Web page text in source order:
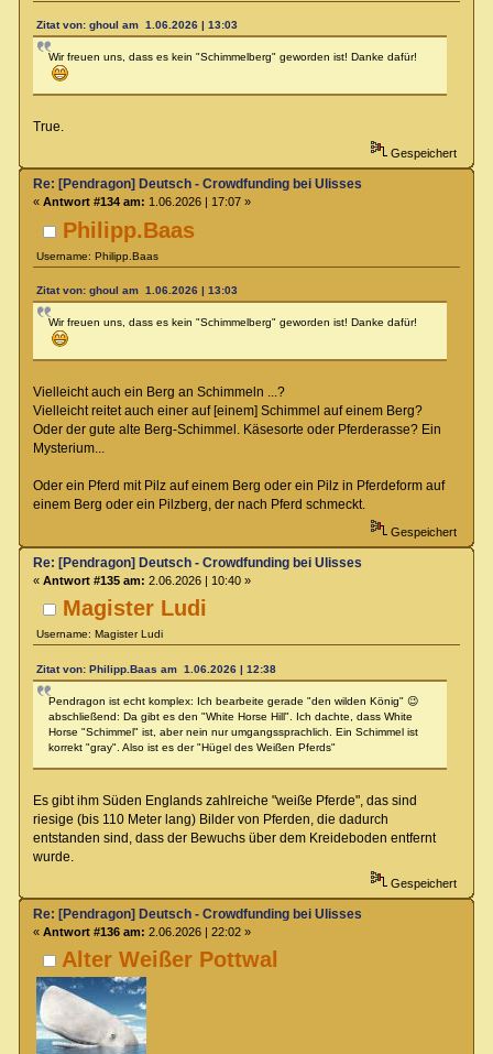
Zitat von: ghoul am 1.06.2026 | 13:03
Wir freuen uns, dass es kein "Schimmelberg" geworden ist! Danke dafür!
True.
Gespeichert
Philipp.Baas
Username: Philipp.Baas
Re: [Pendragon] Deutsch - Crowdfunding bei Ulisses
« Antwort #134 am: 1.06.2026 | 17:07 »
Zitat von: ghoul am 1.06.2026 | 13:03
Wir freuen uns, dass es kein "Schimmelberg" geworden ist! Danke dafür!
Vielleicht auch ein Berg an Schimmeln ...?
Vielleicht reitet auch einer auf [einem] Schimmel auf einem Berg?
Oder der gute alte Berg-Schimmel. Käsesorte oder Pferderasse? Ein
Mysterium...
Oder ein Pferd mit Pilz auf einem Berg oder ein Pilz in Pferdeform auf
einem Berg oder ein Pilzberg, der nach Pferd schmeckt.
Gespeichert
Magister Ludi
Username: Magister Ludi
Re: [Pendragon] Deutsch - Crowdfunding bei Ulisses
« Antwort #135 am: 2.06.2026 | 10:40 »
Zitat von: Philipp.Baas am 1.06.2026 | 12:38
Pendragon ist echt komplex: Ich bearbeite gerade "den wilden König" 😉
abschließend: Da gibt es den "White Horse Hill". Ich dachte, dass White
Horse "Schimmel" ist, aber nein nur umgangssprachlich. Ein Schimmel ist
korrekt "gray". Also ist es der "Hügel des Weißen Pferds"
Es gibt ihm Süden Englands zahlreiche "weiße Pferde", das sind
riesige (bis 110 Meter lang) Bilder von Pferden, die dadurch
entstanden sind, dass der Bewuchs über dem Kreideboden entfernt
wurde.
Gespeichert
Alter Weißer Pottwal
Re: [Pendragon] Deutsch - Crowdfunding bei Ulisses
« Antwort #136 am: 2.06.2026 | 22:02 »